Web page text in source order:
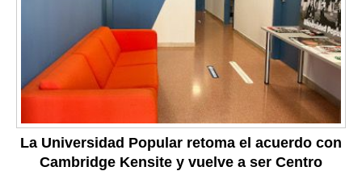
La Universidad Popular retoma el acuerdo con
Cambridge Kensite y vuelve a ser Centro